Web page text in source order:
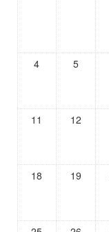
4 5
11 12
18 19